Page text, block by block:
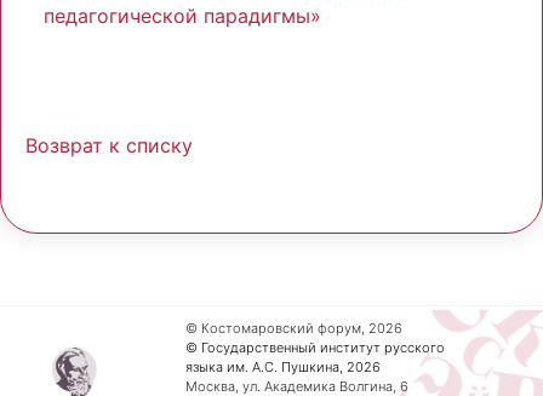
педагогической парадигмы»
Возврат к списку
© Костомаровский форум, 2026
© Государственный институт русского
языка им. А.С. Пушкина, 2026
Москва, ул. Академика Волгина, 6